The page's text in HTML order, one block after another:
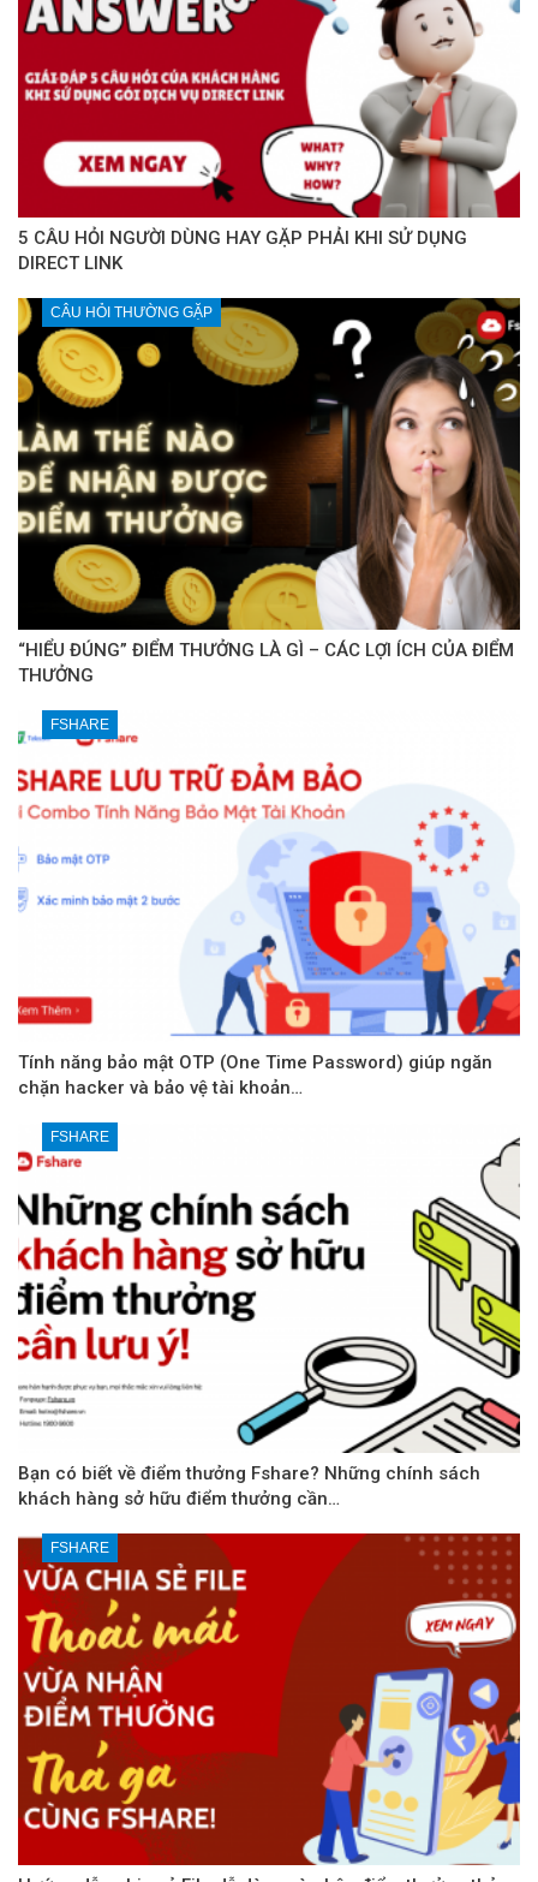
5 CÂU HỎI NGƯỜI DÙNG HAY GẶP PHẢI KHI SỬ DỤNG
DIRECT LINK
CÂU HỎI THƯỜNG GẶP
“HIỂU ĐÚNG” ĐIỂM THƯỞNG LÀ GÌ – CÁC LỢI ÍCH CỦA ĐIỂM
THƯỞNG
FSHARE
Tính năng bảo mật OTP (One Time Password) giúp ngăn
chặn hacker và bảo vệ tài khoản…
FSHARE
Bạn có biết về điểm thưởng Fshare? Những chính sách
khách hàng sở hữu điểm thưởng cần…
FSHARE